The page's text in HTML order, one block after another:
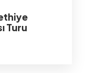
Turu